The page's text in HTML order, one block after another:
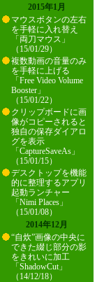
2015年1月
マウスボタンの左右
を手軽に入れ替え
「両刀マウス」
（15/01/29）
複数動画の音量のみ
を手軽に上げる
「Free Video Volume
Booster」
（15/01/22）
クリップボードに画
像がコピーされると
独自の保存ダイアロ
グを表示
「CaptureSaveAs」
（15/01/15）
デスクトップを機能
的に整理するアプリ
起動ランチャー
「Nimi Places」
（15/01/08）
2014年12月
“自炊”画像の中央に
できた綴じ部分の影
をきれいに加工
「ShadowCut」
（14/12/18）